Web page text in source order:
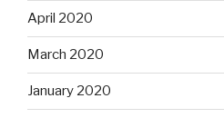
April 2020
March 2020
January 2020